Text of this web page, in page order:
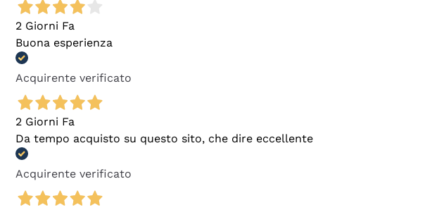
2 Giorni Fa
Buona esperienza
Acquirente verificato
2 Giorni Fa
Da tempo acquisto su questo sito, che dire eccellente
Acquirente verificato